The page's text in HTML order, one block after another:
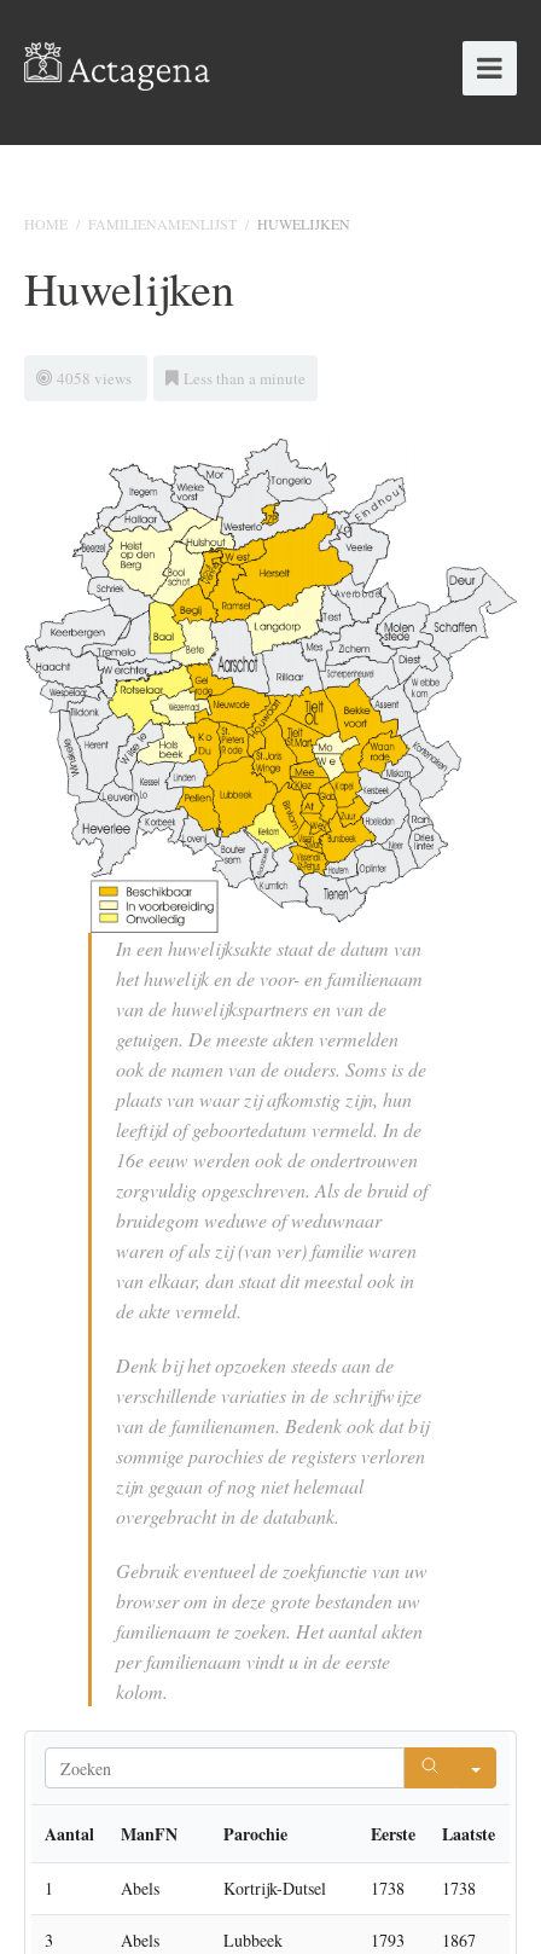
HOME / FAMILIENAMENLIJST / HUWELIJKEN
Huwelijken
4058 views Less than a minute
In een huwelijksakte staat de datum van
het huwelijk en de voor- en familienaam
van de huwelijkspartners en van de
getuigen. De meeste akten vermelden
ook de namen van de ouders. Soms is de
plaats van waar zij afkomstig zijn, hun
leeftijd of geboortedatum vermeld. In de
16e eeuw werden ook de ondertrouwen
zorgvuldig opgeschreven. Als de bruid of
bruidegom weduwe of weduwnaar
waren of als zij (van ver) familie waren
van elkaar, dan staat dit meestal ook in
de akte vermeld.
Denk bij het opzoeken steeds aan de
verschillende variaties in de schrijfwijze
van de familienamen. Bedenk ook dat bij
sommige parochies de registers verloren
zijn gegaan of nog niet helemaal
overgebracht in de databank.
Gebruik eventueel de zoekfunctie van uw
browser om in deze grote bestanden uw
familienaam te zoeken. Het aantal akten
per familienaam vindt u in de eerste
kolom.
Aantal ManFN Parochie Eerste Laatste
1 Abels Kortrijk-Dutsel 1738 1738
3 Abels Lubbeek 1793 1867